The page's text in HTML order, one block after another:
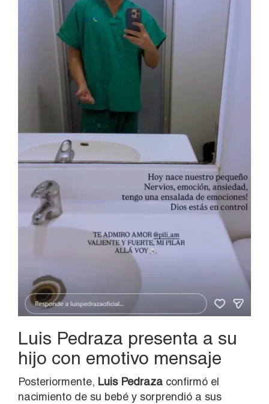
Luis Pedraza presenta a su
hijo con emotivo mensaje
Posteriormente, Luis Pedraza confirmó el
nacimiento de su bebé y sorprendió a sus